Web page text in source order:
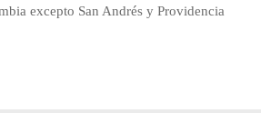
excepto San Andrés y Providencia